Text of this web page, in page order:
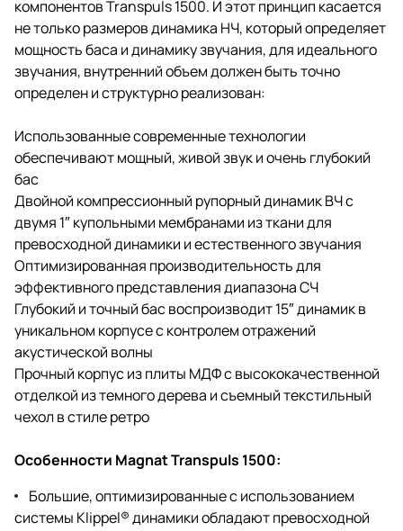
компонентов Transpuls 1500. И этот принцип касается
не только размеров динамика НЧ, который определяет
мощность баса и динамику звучания, для идеального
звучания, внутренний объем должен быть точно
определен и структурно реализован:
Использованные современные технологии
обеспечивают мощный, живой звук и очень глубокий
бас
Двойной компрессионный рупорный динамик ВЧ с
двумя 1″ купольными мембранами из ткани для
превосходной динамики и естественного звучания
Оптимизированная производительность для
эффективного представления диапазона СЧ
Глубокий и точный бас воспроизводит 15″ динамик в
уникальном корпусе с контролем отражений
акустической волны
Прочный корпус из плиты МДФ с высококачественной
отделкой из темного дерева и съемный текстильный
чехол в стиле ретро
Особенности Magnat Transpuls 1500:
Большие, оптимизированные с использованием
системы Klippel® динамики обладают превосходной